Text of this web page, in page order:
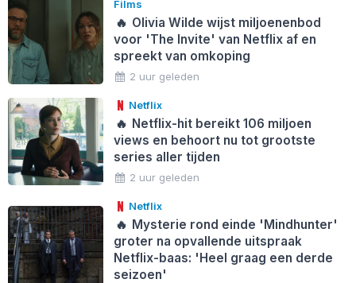
Films
🔥 Olivia Wilde wijst miljoenenbod
voor 'The Invite' van Netflix af en
spreekt van omkoping
2 uur geleden
Netflix
🔥 Netflix-hit bereikt 106 miljoen
views en behoort nu tot grootste
series aller tijden
2 uur geleden
Netflix
🔥 Mysterie rond einde 'Mindhunter'
groter na opvallende uitspraak
Netflix-baas: 'Heel graag een derde
seizoen'